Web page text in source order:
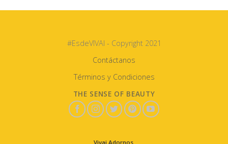
#EsdeVIVAI - Copyright 2021
Contáctanos
Términos y Condiciones
THE SENSE OF BEAUTY
Vivai Adornos